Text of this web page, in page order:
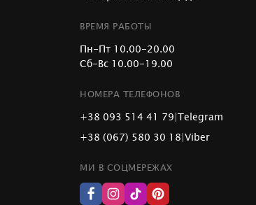
ВРЕМЯ РАБОТЫ
Пн-Пт 10.00-20.00
Сб-Вс 10.00-19.00
НОМЕРА ТЕЛЕФОНОВ
+38 093 514 41 79|Telegram
+38 (067) 580 30 18|Viber
МИ В СОЦМЕРЕЖАХ